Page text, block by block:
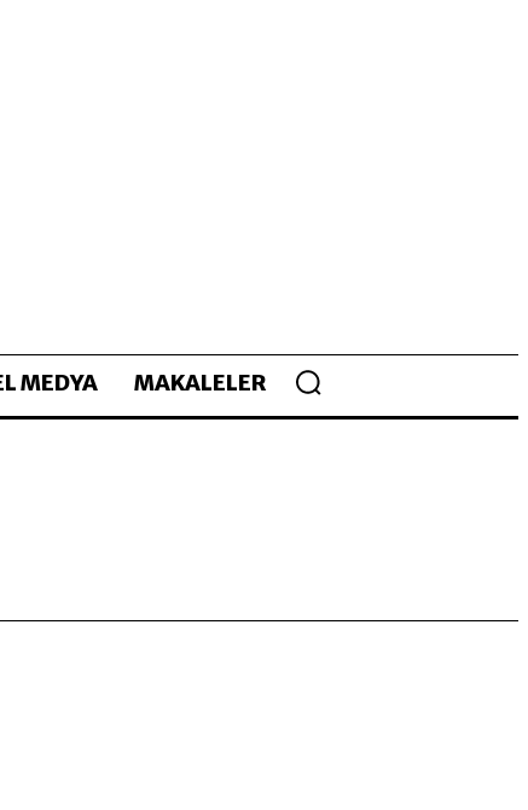
MEDYA MAKALELER